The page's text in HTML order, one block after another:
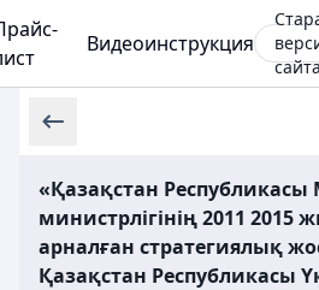
Видеоинструкция
«Қазақстан Республикасы
министрлігінің 2011 2015
арналған стратегиялық
Қазақстан Республикасы